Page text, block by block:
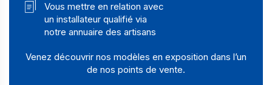
Vous mettre en relation avec
un installateur qualifié via
notre annuaire des artisans
Venez découvrir nos modèles en exposition dans l’un
de nos points de vente.